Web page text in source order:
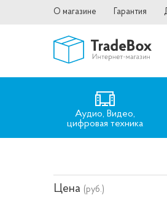
О магазине Гарантия
Аудио, Видео,
цифровая техника
Цена (руб.)